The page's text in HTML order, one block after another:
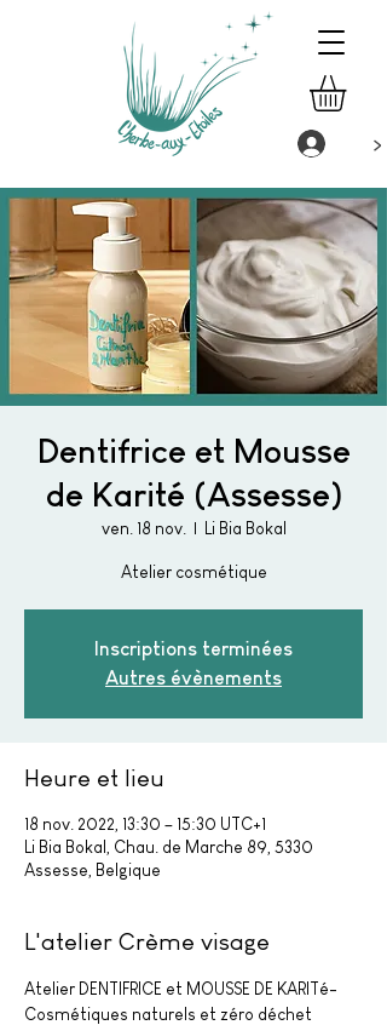
>
Dentifrice et Mousse
de Karité (Assesse)
ven. 18 nov.
  |
Li Bia Bokal
Atelier cosmétique
Inscriptions terminées
Autres évènements
Heure et lieu
18 nov. 2022, 13:30 – 15:30 UTC+1
Li Bia Bokal, Chau. de Marche 89, 5330
Assesse, Belgique
L'atelier Crème visage
Atelier DENTIFRICE et MOUSSE DE KARITé-
Cosmétiques naturels et zéro déchet